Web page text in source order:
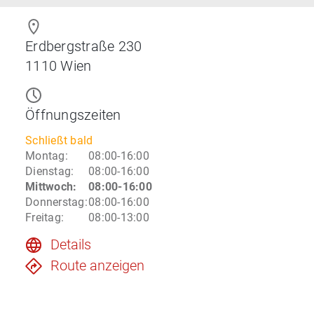
Erdbergstraße 230
1110 Wien
Öffnungszeiten
Schließt bald
Montag:
08:00-16:00
Dienstag:
08:00-16:00
Mittwoch:
08:00-16:00
Donnerstag:08:00-16:00
Freitag: 08:00-13:00
Details
Route anzeigen